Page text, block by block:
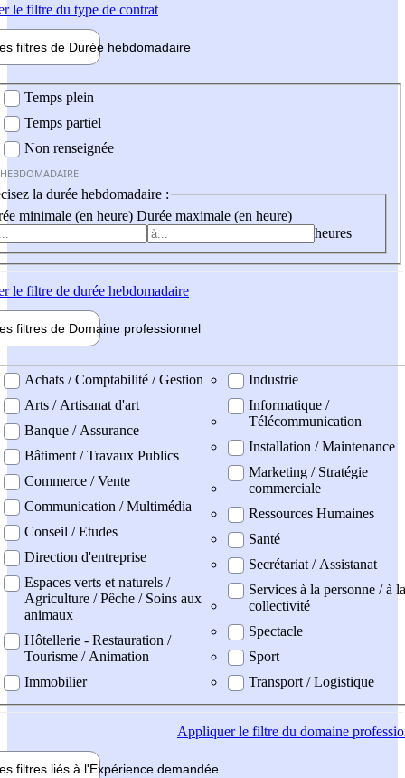
le filtre du type de contrat
filtres de Durée hebdomadaire
Temps plein
Temps partiel
Non renseignée
la durée hebdomadaire :
minimale (en heure) Durée maximale (en heure)
heures
le filtre de durée hebdomadaire
filtres de Domaine professionnel
professionel
Achats / Comptabilité / Gestion
Arts / Artisanat d'art
Banque / Assurance
Bâtiment / Travaux Publics
Commerce / Vente
Communication / Multimédia
Conseil / Etudes
Direction d'entreprise
Espaces verts et naturels /
Agriculture / Pêche / Soins aux
animaux
Hôtellerie - Restauration /
Tourisme / Animation
Immobilier
Industrie
Informatique /
Télécommunication
Installation / Maintenance
Marketing / Stratégie
commerciale
Ressources Humaines
Santé
Secrétariat / Assistanat
Services à la personne / à la
collectivité
Spectacle
Sport
Transport / Logistique
Appliquerle filtre du domaine
filtres liés à l'Expérience demandée